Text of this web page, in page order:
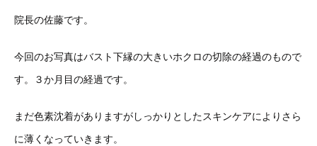
院長の佐藤です。
今回のお写真はバスト下縁の大きいホクロの切除の経過のもので
す。３か月目の経過です。
まだ色素沈着がありますがしっかりとしたスキンケアによりさら
に薄くなっていきます。